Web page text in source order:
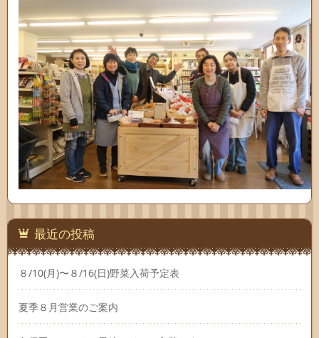
最近の投稿
８/10(月)〜８/16(日)野菜入荷予定表
夏季８月営業のご案内